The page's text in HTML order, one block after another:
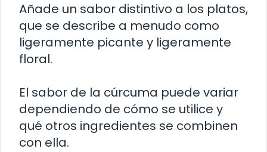
Añade un sabor distintivo a los platos,
que se describe a menudo como
ligeramente picante y ligeramente
floral.
El sabor de la cúrcuma puede variar
dependiendo de cómo se utilice y
qué otros ingredientes se combinen
con ella.